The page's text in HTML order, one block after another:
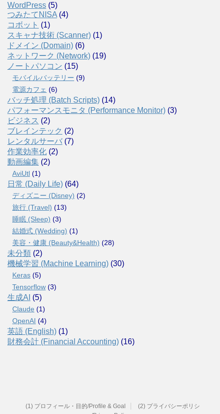
WordPress (5)
つみたてNISA (4)
コボット (1)
スキャナ技術 (Scanner) (1)
ドメイン (Domain) (6)
ネットワーク (Network) (19)
ノートパソコン (15)
モバイルバッテリー (9)
電源カフェ (6)
バッチ処理 (Batch Scripts) (14)
パフォーマンスモニタ (Performance Monitor) (3)
ビジネス (2)
ブレインテック (2)
レンタルサーバ (7)
作業効率化 (2)
動画編集 (2)
AviUtl (1)
日常 (Daily Life) (64)
ディズニー (Disney) (2)
旅行 (Travel) (13)
睡眠 (Sleep) (3)
結婚式 (Wedding) (1)
美容・健康 (Beauty&Health) (28)
未分類 (2)
機械学習 (Machine Learning) (30)
Keras (5)
Tensorflow (3)
生成AI (5)
Claude (1)
OpenAI (4)
英語 (English) (1)
財務会計 (Financial Accounting) (16)
(1) プロフィール・目的/Profile & Goal
(2) プライバシーポリシ